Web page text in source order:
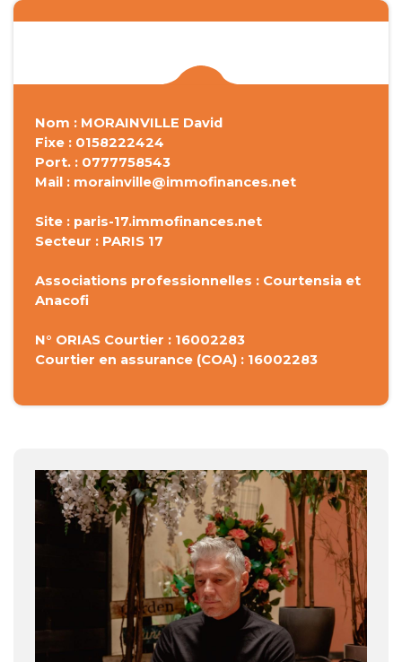
Nom : MORAINVILLE David
Fixe : 0158222424
Port. : 0777758543
Mail : morainville@immofinances.net
Site : paris-17.immofinances.net
Secteur : PARIS 17
Associations professionnelles : Courtensia et
Anacofi
N° ORIAS Courtier : 16002283
Courtier en assurance (COA) : 16002283